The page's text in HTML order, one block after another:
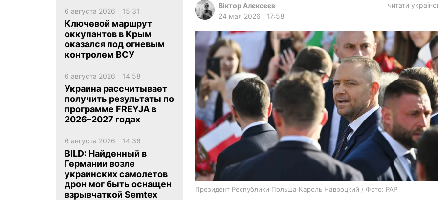
лонгриды
харьков
архив
gambling
en
Віктор Алєксєєв
24 мая 2026
17:58
читати
Президент Республики Польша Кароль Навроцкий / Фото: PAP
6 августа 2026 15:31
Ключевой маршрут
оккупантов в Крым
оказался под огневым
контролем ВСУ
6 августа 2026 14:58
Украина рассчитывает
получить результаты по
программе FREYJA в
2026–2027 годах
6 августа 2026 14:36
BILD: Найденный в
Германии возле
украинских самолетов
дрон мог быть оснащен
взрывчаткой Semtex